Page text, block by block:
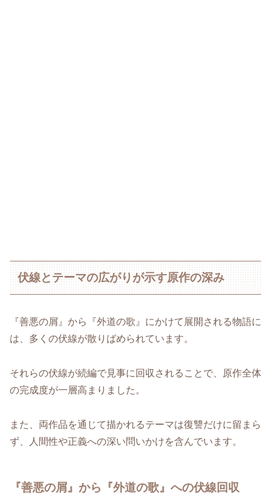
伏線とテーマの広がりが示す原作の深み
『善悪の屑』から『外道の歌』にかけて展開される物語に
は、多くの伏線が散りばめられています。
それらの伏線が続編で見事に回収されることで、原作全体
の完成度が一層高まりました。
また、両作品を通じて描かれるテーマは復讐だけに留まら
ず、人間性や正義への深い問いかけを含んでいます。
『善悪の屑』から『外道の歌』への伏線回収